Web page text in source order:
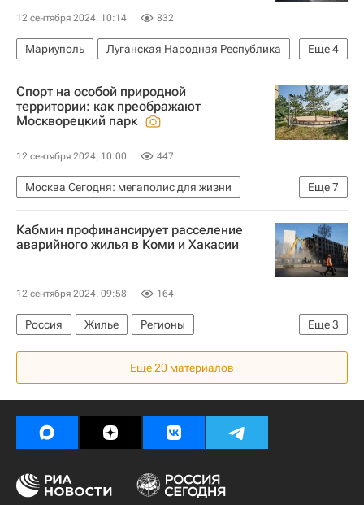
12 сентября 2024, 10:14 832
Еще4
Мариуполь
Луганская Народная Республика
Донецкая Народная Республика
Марат Хуснуллин
Жилье
Спорт на особой природной
территории: как преображают
Москворецкий парк
12 сентября 2024, 10:00 447
Еще7
Москва Сегодня: мегаполис для жизни
Городское хозяйство Москвы
Комплекс городского хозяйства Москвы
Мультимедиа – РИА Недвижимость
Город: детали – РИА Недвижимость
Кабмин профинансирует расселение
аварийного жилья в Коми и Хакасии
12 сентября 2024, 09:58 164
Еще3
Россия Жилье
Регионы
Республика Коми
Республика Хакасия
Еще 20 материалов